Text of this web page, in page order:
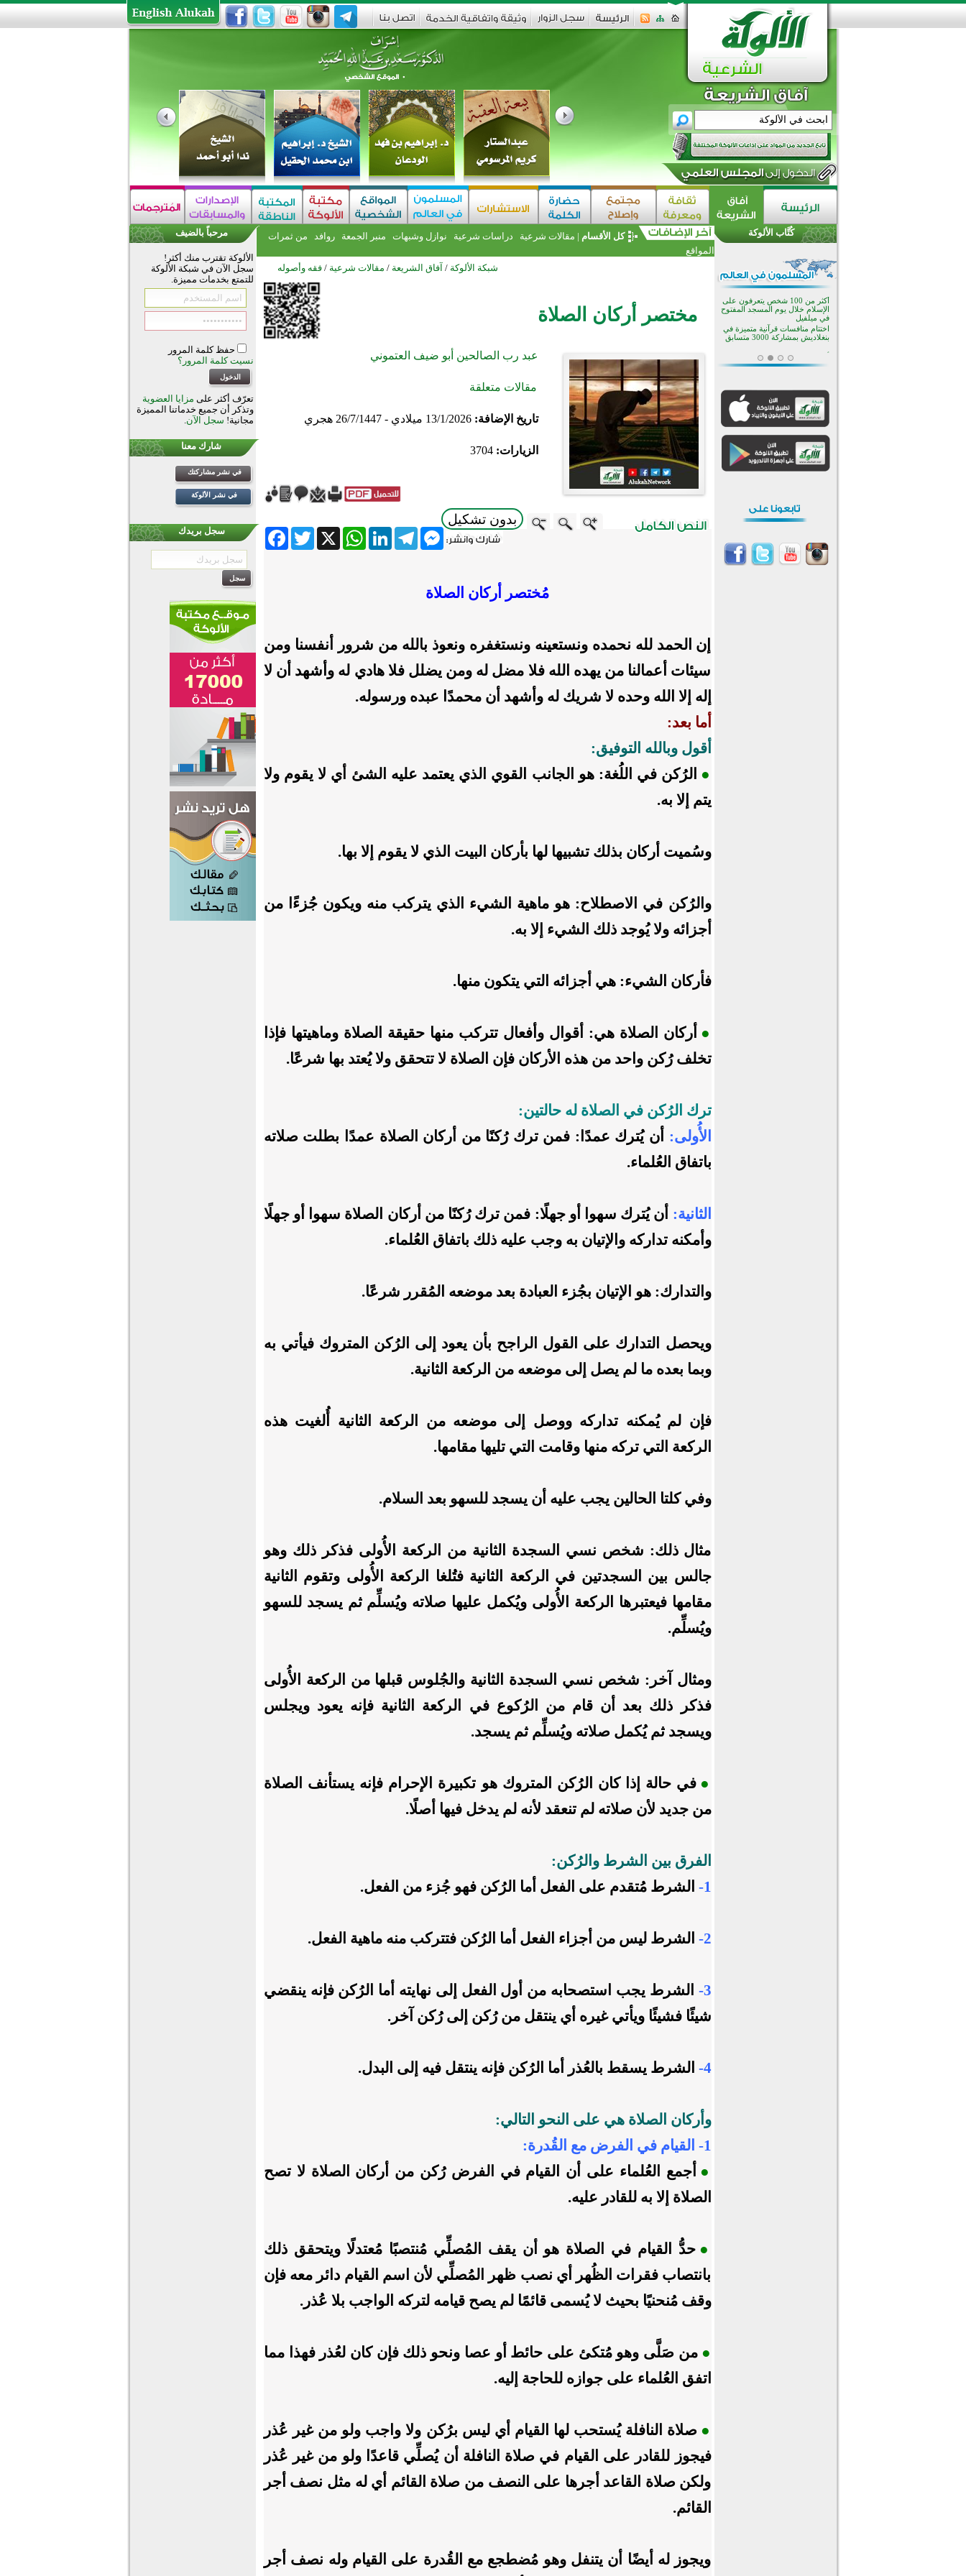
كل الأقسام | مقالات شرعية دراسات شرعية نوازل وشبهات منبر الجمعة روافد
من ثمرات
المواقع
شبكة الألوكة / آفاق الشريعة / مقالات شرعية / فقه وأصوله
مختصر أركان الصلاة
عبد رب الصالحين أبو ضيف العتموني
مقالات متعلقة
تاريخ الإضافة:13/1/2026 ميلادي - 26/7/1447 هجري
الزيارات:3704
بدون تشكيل
FacebookTwitter X
WhatsAppLinkedInTelegram
Messenger
مُختصر أركان الصلاة
إن الحمد لله نحمده ونستعينه ونستغفره ونعوذ بالله من شرور أنفسنا ومن
سيئات أعمالنا من يهده الله فلا مضل له ومن يضلل فلا هادي له وأشهد أن لا
إله إلا الله وحده لا شريك له وأشهد أن محمدًا عبده ورسوله.
أما بعد:
أقول وبالله التوفيق:
● الرُكن في اللُغة: هو الجانب القوي الذي يعتمد عليه الشئ أي لا يقوم ولا
يتم إلا به.
وسُميت أركان بذلك تشبيها لها بأركان البيت الذي لا يقوم إلا بها.
والرُكن في الاصطلاح: هو ماهية الشيء الذي يتركب منه ويكون جُزءًا من
أجزائه ولا يُوجد ذلك الشيء إلا به.
فأركان الشيء: هي أجزائه التي يتكون منها.
● أركان الصلاة هي: أقوال وأفعال تتركب منها حقيقة الصلاة وماهيتها فإذا
تخلف رُكن واحد من هذه الأركان فإن الصلاة لا تتحقق ولا يُعتد بها شرعًا.
ترك الرُكن في الصلاة له حالتين:
الأُولى: أن يُترك عمدًا: فمن ترك رُكنًا من أركان الصلاة عمدًا بطلت صلاته
باتفاق العُلماء.
الثانية: أن يُترك سهوا أو جهلًا: فمن ترك رُكنًا من أركان الصلاة سهوا أو جهلًا
وأمكنه تداركه والإتيان به وجب عليه ذلك باتفاق العُلماء.
والتدارك: هو الإتيان بجُزء العبادة بعد موضعه المُقرر شرعًا.
ويحصل التدارك على القول الراجح بأن يعود إلى الرُكن المتروك فيأتي به
وبما بعده ما لم يصل إلى موضعه من الركعة الثانية.
فإن لم يُمكنه تداركه ووصل إلى موضعه من الركعة الثانية أُلغيت هذه
الركعة التي تركه منها وقامت التي تليها مقامها.
وفي كلتا الحالين يجب عليه أن يسجد للسهو بعد السلام.
مثال ذلك: شخص نسي السجدة الثانية من الركعة الأُولى فذكر ذلك وهو
جالس بين السجدتين في الركعة الثانية فتُلغا الركعة الأُولى وتقوم الثانية
مقامها فيعتبرها الركعة الأُولى ويُكمل عليها صلاته ويُسلِّم ثم يسجد للسهو
ويُسلِّم.
ومثال آخر: شخص نسي السجدة الثانية والجُلوس قبلها من الركعة الأُولى
فذكر ذلك بعد أن قام من الرُكوع في الركعة الثانية فإنه يعود ويجلس
ويسجد ثم يُكمل صلاته ويُسلِّم ثم يسجد.
● في حالة إذا كان الرُكن المتروك هو تكبيرة الإحرام فإنه يستأنف الصلاة
من جديد لأن صلاته لم تنعقد لأنه لم يدخل فيها أصلًا.
الفرق بين الشرط والرُكن:
1-
الشرط مُتقدم على الفعل أما الرُكن فهو جُزء من الفعل.
2- الشرط ليس من أجزاء الفعل أما الرُكن فتتركب منه ماهية الفعل.
3-
الشرط يجب استصحابه من أول الفعل إلى نهايته أما الرُكن فإنه ينقضي
شيئًا فشيئًا ويأتي غيره أي ينتقل من رُكن إلى رُكن آخر.
4- الشرط يسقط بالعُذر أما الرُكن فإنه ينتقل فيه إلى البدل.
وأركان الصلاة هي على النحو التالي:
1- القيام في الفرض مع القُدرة:
● أجمع العُلماء على أن القيام في الفرض رُكن من أركان الصلاة لا تصح
الصلاة إلا به للقادر عليه.
● حدُّ القيام في الصلاة هو أن يقف المُصلِّي مُنتصبًا مُعتدلًا ويتحقق ذلك
بانتصاب فقرات الظُهر أي نصب ظهر المُصلِّي لأن اسم القيام دائر معه فإن
وقف مُنحنيًا بحيث لا يُسمى قائمًا لم يصح قيامه لتركه الواجب بلا عُذر.
● من صَلَّى وهو مُتكئ على حائط أو عصا ونحو ذلك فإن كان لعُذر فهذا مما
اتفق العُلماء على جوازه للحاجة إليه.
● صلاة النافلة يُستحب لها القيام أي ليس برُكن ولا واجب ولو من غير عُذر
فيجوز للقادر على القيام في صلاة النافلة أن يُصلِّي قاعدًا ولو من غير عُذر
ولكن صلاة القاعد أجرها على النصف من صلاة القائم أي له مثل نصف أجر
القائم.
ويجوز له أيضًا أن يتنفل وهو مُضطجع مع القُدرة على القيام وله نصف أجر
مرحباً بالضيف
الألوكة تقترب منك أكثر!
سجل الآن في شبكة الألوكة
للتمتع بخدمات مميزة.
حفظ كلمة المرور
نسيت كلمة المرور؟
تعرّف أكثر على مزايا العضوية
وتذكر أن جميع خدماتنا المميزة
مجانية! سجل الآن.
شارك معنا
في نشر مشاركتك
في نشر الألوكة
سجل بريدك
كُتَّاب الألوكة
القرآن والتربية في صدارة البرامج
الصيفية للمسلمين في بينزا
وساراتوف وموردوفيا هذا العام
اختتام الدورة التاسعة لمسابقة حفظ
وتلاوة القرآن الكريم في أزناكاييف
الإسلام خلال يوم المسجد المفتوح
في ميلفيل
اختتام منافسات قرآنية متميزة في
بنغلاديش بمشاركة 3000 متسابق
أكثر من 400 طالب يشاركون في
مسابقة المعلومات الإسلامية
بأستراليا
افتتاح تاريخي لأول مسجد في بلييفليا
بالجبل الأسود منذ أكثر من قرن
منطقة ريبوفسي تحتفل بميلاد
أكبر مشروع إسلامي في ريف
أستراليا يفتتح أبوابه بعد سنوات من
العمل والعطاء
القرآن والتربية في صدارة البرامج
الصيفية للمسلمين في بينزا
وساراتوف وموردوفيا هذا العام
اختتام الدورة التاسعة لمسابقة حفظ
وتلاوة القرآن الكريم في أزناكاييف
أكثر من 100 شخص يتعرفون على
بنغلاديش بمشاركة 3000 متسابق